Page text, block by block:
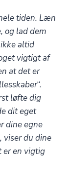
tiden. Læn
og lad dem
altid
vigtigt af
at det er
“.
løfte dig
dit eget
dine egne
viser du dine
er en vigtig